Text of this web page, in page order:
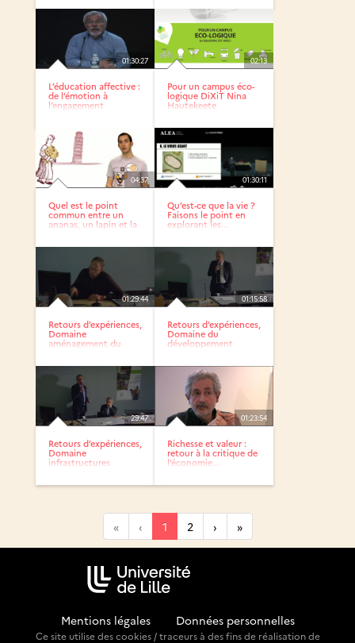
01:30:27
L’éducation affective :
de l’émotion à
l’engagement
02:13
Pour un campus éco-
logique DiXiT Nina
Hautekeete
04:37
Quel est le point
commun entre un
ananas, un lapin et la
01:30:11
Qu’est-ce que la vie ?
Faisons le point en
explorant les...
01:29:44
Retours d’expériences,
Domaine
aménagement du
01:15:58
Retours d’expériences,
Domaine du
développement
29:47
Retours d’expériences,
Domaine
infrastructures
01:23:54
Richesse et valeur :
retour à la critique de
l’économie...
« ‹ 1 2 › »
Mentions légales Données personnelles
Ce site utilise des cookies / traceurs à des fins de réalisation de